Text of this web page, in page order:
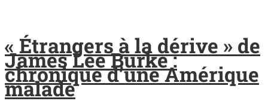
« Étrangers à la dérive » de
James Lee Burke :
chronique d’une Amérique
malade